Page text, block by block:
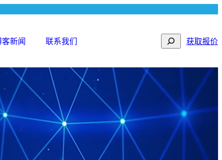
客新闻 联系我们 Search获取报价